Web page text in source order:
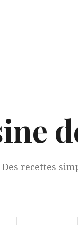
Des recettes